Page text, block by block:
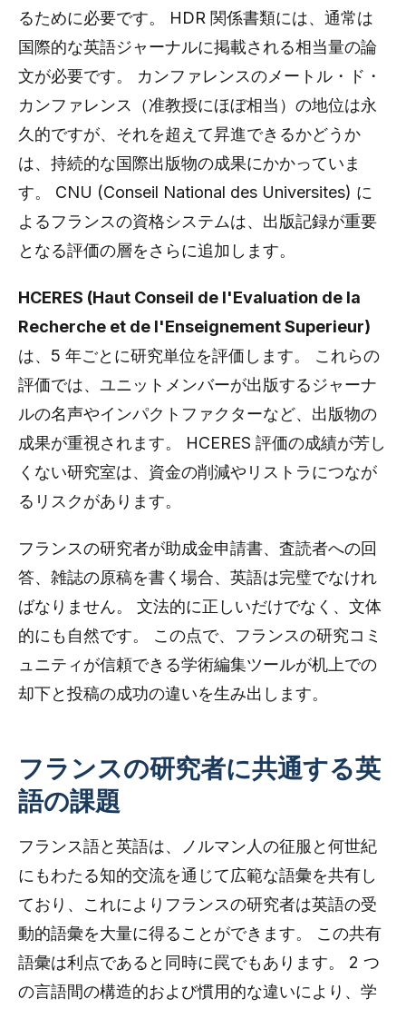
るために必要です。 HDR 関係書類には、通常は
国際的な英語ジャーナルに掲載される相当量の論
文が必要です。 カンファレンスのメートル・ド・
カンファレンス（准教授にほぼ相当）の地位は永
久的ですが、それを超えて昇進できるかどうか
は、持続的な国際出版物の成果にかかっていま
す。 CNU (Conseil National des Universites) に
よるフランスの資格システムは、出版記録が重要
となる評価の層をさらに追加します。
HCERES (Haut Conseil de l'Evaluation de la
Recherche et de l'Enseignement Superieur)
は、5 年ごとに研究単位を評価します。 これらの
評価では、ユニットメンバーが出版するジャーナ
ルの名声やインパクトファクターなど、出版物の
成果が重視されます。 HCERES 評価の成績が芳し
くない研究室は、資金の削減やリストラにつなが
るリスクがあります。
フランスの研究者が助成金申請書、査読者への回
答、雑誌の原稿を書く場合、英語は完璧でなけれ
ばなりません。 文法的に正しいだけでなく、文体
的にも自然です。 この点で、フランスの研究コミ
ュニティが信頼できる学術編集ツールが机上での
却下と投稿の成功の違いを生み出します。
フランスの研究者に共通する英
語の課題
フランス語と英語は、ノルマン人の征服と何世紀
にもわたる知的交流を通じて広範な語彙を共有し
ており、これによりフランスの研究者は英語の受
動的語彙を大量に得ることができます。 この共有
語彙は利点であると同時に罠でもあります。 2 つ
の言語間の構造的および慣用的な違いにより、学